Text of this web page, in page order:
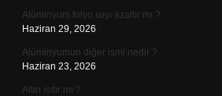
Alüminyum folyo ısıyı azaltır mı ?
Haziran 29, 2026
Alüminyumun diğer ismi nedir ?
Haziran 23, 2026
Altın ısıtır mı ?